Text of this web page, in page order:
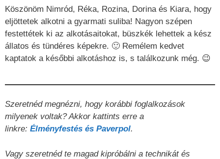
Köszönöm Nimród, Réka, Rozina, Dorina és Kiara, hogy
eljöttetek alkotni a gyarmati suliba! Nagyon szépen
festettétek ki az alkotásaitokat, büszkék lehettek a kész
állatos és tündéres képekre. 🙂 Remélem kedvet
kaptatok a későbbi alkotáshoz is, s találkozunk még. 😉
Szeretnéd megnézni, hogy korábbi foglalkozások
milyenek voltak? Akkor kattints erre a
linkre: Élményfestés és Paverpol.
Vagy szeretnéd te magad kipróbálni a technikát és